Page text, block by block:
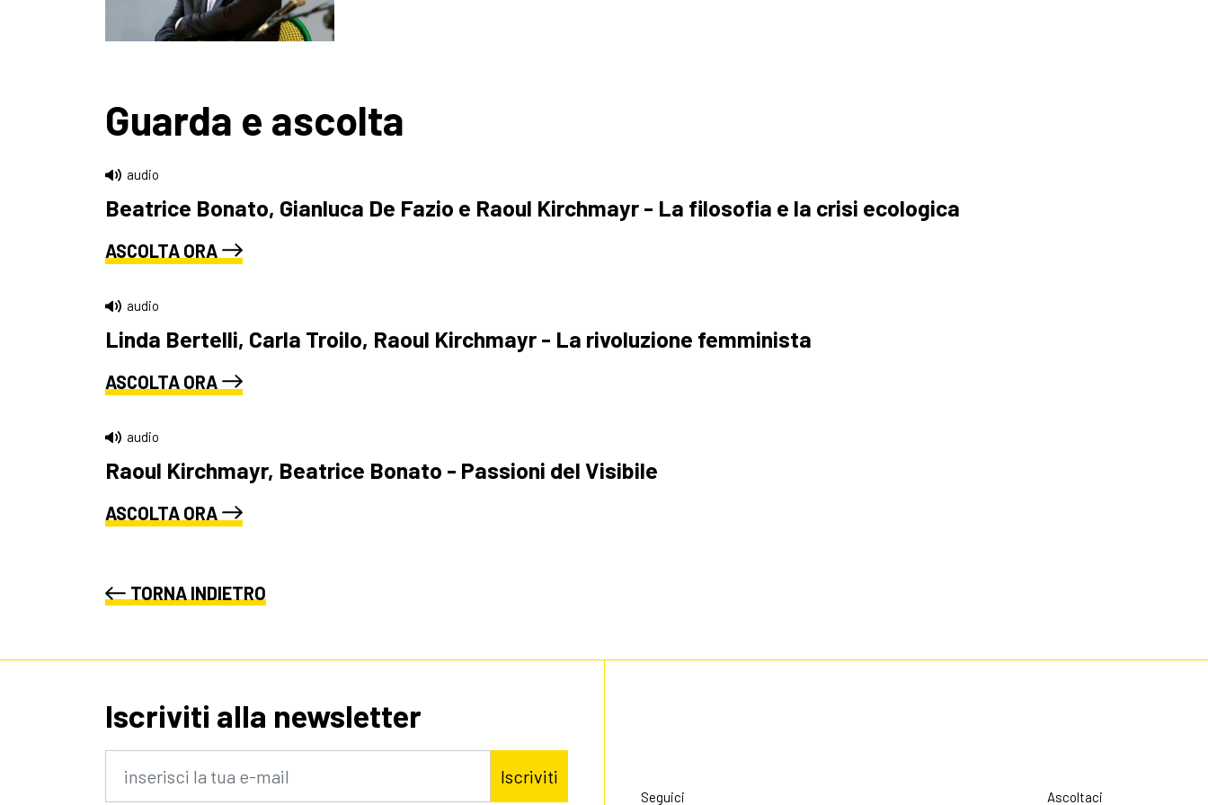
Guarda e ascolta
audio
Beatrice Bonato, Gianluca De Fazio e Raoul Kirchmayr - La filosofia e la crisi ecologica
ASCOLTA ORA
audio
Linda Bertelli, Carla Troilo, Raoul Kirchmayr - La rivoluzione femminista
ASCOLTA ORA
audio
Raoul Kirchmayr, Beatrice Bonato - Passioni del Visibile
ASCOLTA ORA
TORNA INDIETRO
Iscriviti alla newsletter
Iscriviti
Seguici Ascoltaci